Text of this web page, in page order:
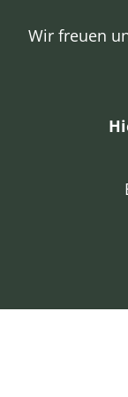
Wir freuen